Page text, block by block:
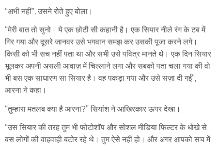
“अभी नहीं”, उसने रोते हुए बोला।
“मेरी बात तो सुनो। ये एक छोटी सी कहानी है। एक सियार नीले रंग के टब में
गिर गया और दूसरे जानवर उसे भगवान समझ कर उसकी पूजा करने लगे।
किसी को भी सच नहीं पता था और सभी उसे पवित्र मानते थे। एक दिन सियार
भूलकर अपनी असली आवाज़ में चिल्लाने लगा और सबको पता चला गया की वो
भी बस एक साधारण सा सियार है। वह पकड़ा गया और उसे सज़ा दी गई”,
आरना ने कहा।
“तुम्हारा मतलब क्या है आरना?” सियांश ने आखिरकार ऊपर देखा।
“उस सियार की तरह तुम भी फोटोशॉप और सोशल मीडिया फिल्टर के धोखे से
बस लोगों की वाहवाही बटोर रहे थे। तुम ऐसे नहीं हो। और अगर आपको सच में